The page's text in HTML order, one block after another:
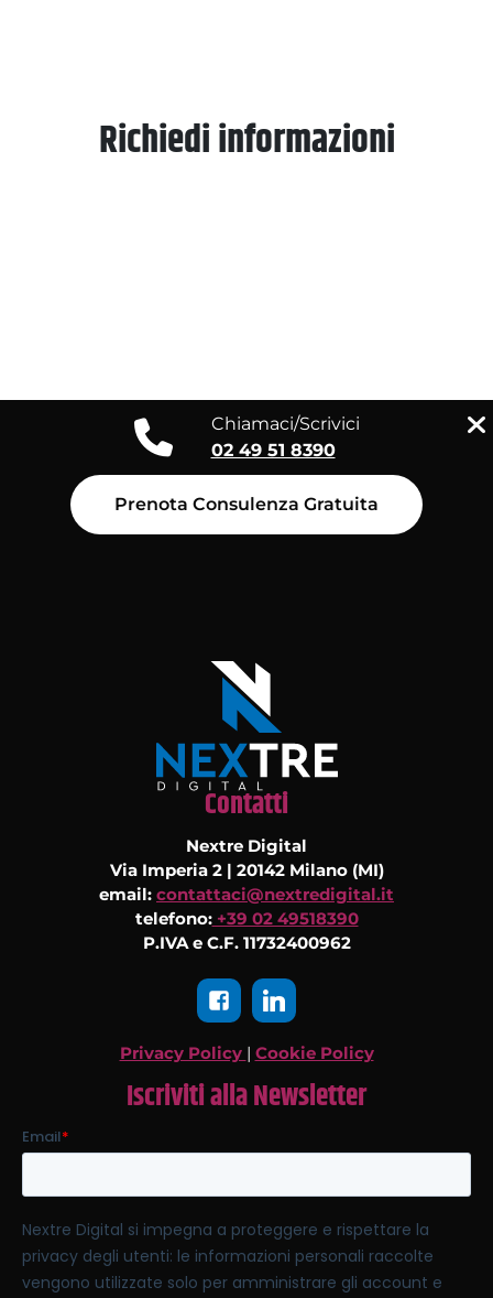
Richiedi informazioni
Chiamaci/Scrivici
02 49 51 8390
Prenota Consulenza Gratuita
Contatti
Nextre Digital
Via Imperia 2 | 20142 Milano (MI)
email: contattaci@nextredigital.it
telefono:+39 02 49518390
P.IVA e C.F. 11732400962
Privacy Policy | Cookie Policy
Iscriviti alla Newsletter